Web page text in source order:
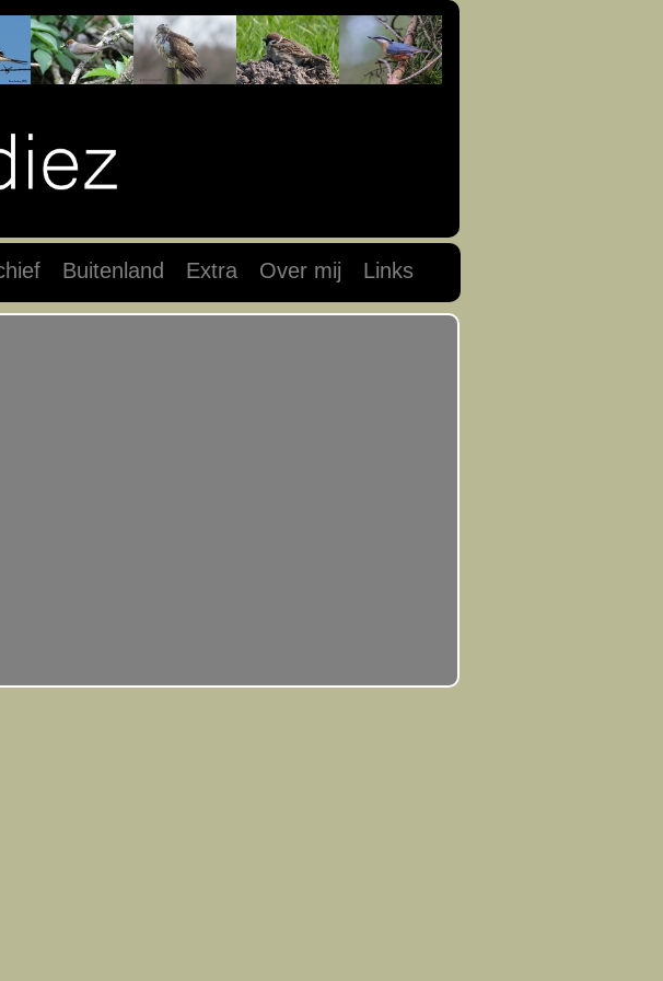
Buitenland Extra Over mij Links